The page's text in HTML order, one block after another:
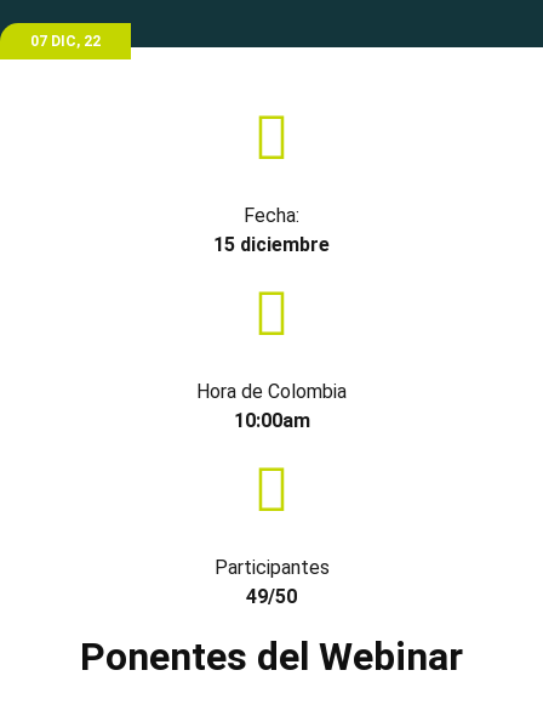
07 DIC, 22
Fecha:
15 diciembre
Hora de Colombia
10:00am
Participantes
49/50
Ponentes del Webinar